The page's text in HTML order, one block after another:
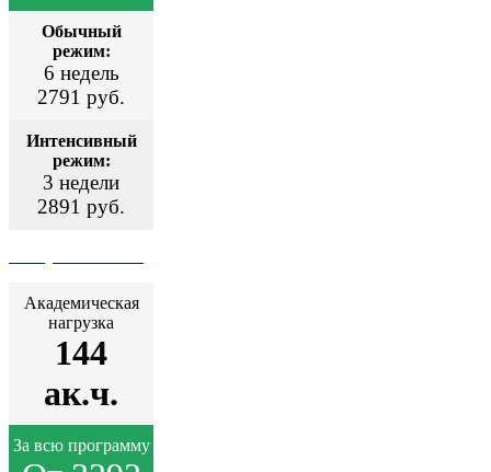
Обычный
режим:
6 недель
2791 руб.
Интенсивный
режим:
3 недели
2891 руб.
Академическая
нагрузка
144
ак.ч.
За всю программу